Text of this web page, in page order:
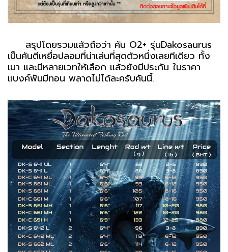
สรุปโดยรวมแล้วถือว่า คัน O2+ รุ่นDakosaurus
เป็นคันตีเหยื่อปลอมที่น่าเล่นที่สุดตัวหนึ่งเลยทีเดียว ทั้ง
เบา และมีหลายเวทให้เลือก แล้วยังมีประกัน ในราคา
แบงค์พันมีทอน พลาดไม่ได้ละครับคันนี้.